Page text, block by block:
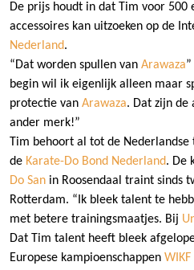
De prijs houdt in dat Tim voor 500
accessoires kan uitzoeken op de
Nederland.
“Dat worden spullen van Arawaza
begin wil ik eigenlijk alleen maar
protectie van Arawaza. Dat zijn de
ander merk!”
Tim behoort al tot de
de Karate-Do Bond Nederland. De
Do San in Roosendaal traint sinds
Rotterdam. “Ik bleek talent te
met betere trainingsmaatjes. Bij
Dat Tim talent heeft bleek
Europese kampioenschappen WIKF